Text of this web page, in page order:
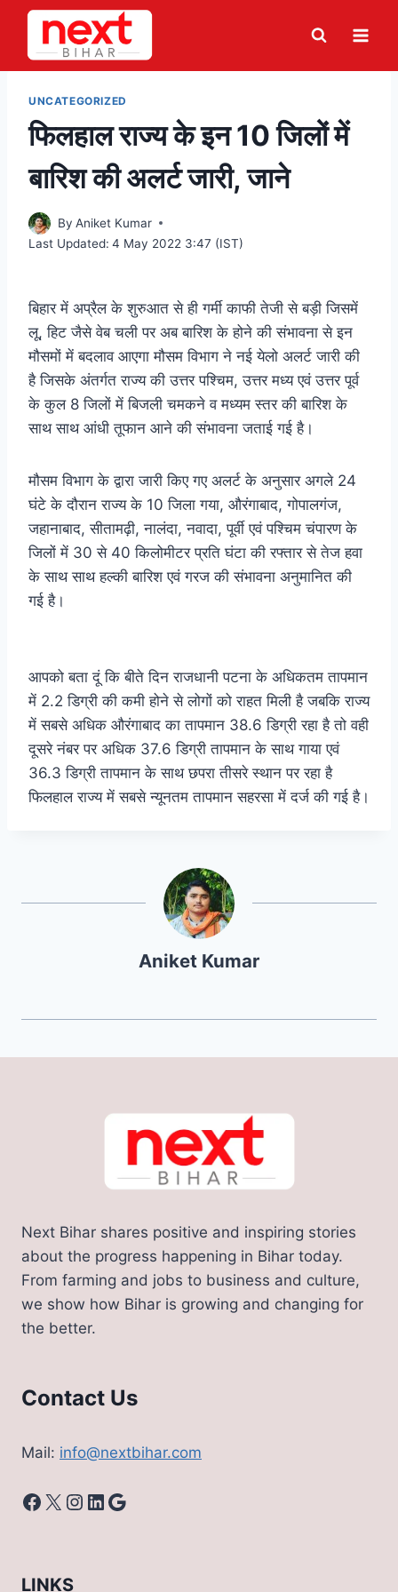
Skip
content
UNCATEGORIZED
फिलहाल राज्य के इन 10 जिलों में
बारिश की अलर्ट जारी, जाने
By Aniket Kumar
Last Updated: 4 May 2022 3:47 (IST)
बिहार में अप्रैल के शुरुआत से ही गर्मी काफी तेजी से बड़ी जिसमें
लू, हिट जैसे वेब चली पर अब बारिश के होने की संभावना से इन
मौसमों में बदलाव आएगा मौसम विभाग ने नई येलो अलर्ट जारी की
है जिसके अंतर्गत राज्य की उत्तर पश्चिम, उत्तर मध्य एवं उत्तर पूर्व
के कुल 8 जिलों में बिजली चमकने व मध्यम स्तर की बारिश के
साथ साथ आंधी तूफान आने की संभावना जताई गई है।
मौसम विभाग के द्वारा जारी किए गए अलर्ट के अनुसार अगले 24
घंटे के दौरान राज्य के 10 जिला गया, औरंगाबाद, गोपालगंज,
जहानाबाद, सीतामढ़ी, नालंदा, नवादा, पूर्वी एवं पश्चिम चंपारण के
जिलों में 30 से 40 किलोमीटर प्रति घंटा की रफ्तार से तेज हवा
के साथ साथ हल्की बारिश एवं गरज की संभावना अनुमानित की
गई है।
आपको बता दूं कि बीते दिन राजधानी पटना के अधिकतम तापमान
में 2.2 डिग्री की कमी होने से लोगों को राहत मिली है जबकि राज्य
में सबसे अधिक औरंगाबाद का तापमान 38.6 डिग्री रहा है तो वही
दूसरे नंबर पर अधिक 37.6 डिग्री तापमान के साथ गाया एवं
36.3 डिग्री तापमान के साथ छपरा तीसरे स्थान पर रहा है
फिलहाल राज्य में सबसे न्यूनतम तापमान सहरसा में दर्ज की गई है।
Aniket Kumar
Next Bihar shares positive and inspiring stories
about the progress happening in Bihar today.
From farming and jobs to business and culture,
we show how Bihar is growing and changing for
the better.
Contact Us
Mail: info@nextbihar.com
Facebook
X Instagram
LinkedIn
Google
LINKS